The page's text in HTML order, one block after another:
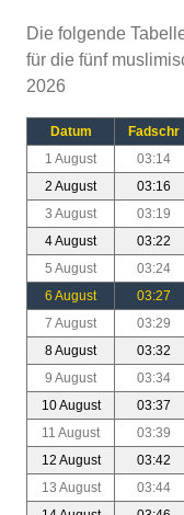
Die folgende
für die fünf
2026
Datum Fadschr
1 August
03:14
2 August
03:16
3 August
03:19
4 August
03:22
5 August
03:24
6 August
03:27
7 August
03:29
8 August
03:32
9 August
03:34
10 August
03:37
11 August
03:39
12 August
03:42
13 August
03:44